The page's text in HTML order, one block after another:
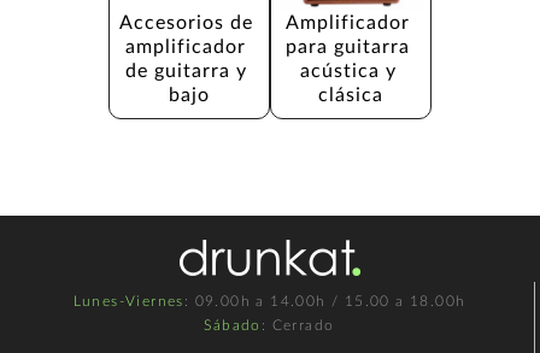
Accesorios de
amplificador
de guitarra y
bajo
Amplificador
para guitarra
acústica y
clásica
Lunes-Viernes : 09.00h a 14.00h / 15.00 a 18.00h
Sábado : Cerrado